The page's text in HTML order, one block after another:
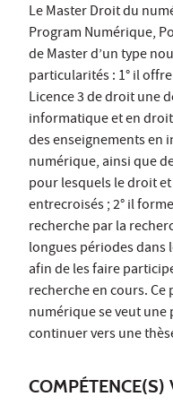
Le Master Droit du
Program Numérique,
de Master d’un type
particularités : 1° il
Licence 3 de droit une
informatique et en
des enseignements en
numérique, ainsi que
pour lesquels le droit
entrecroisés ; 2° il
recherche par la
longues périodes dans
afin de les faire
recherche en cours.
numérique se veut
continuer vers une
COMPÉTENCE(S)